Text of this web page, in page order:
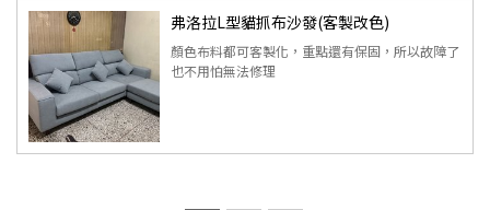
弗洛拉L型貓抓布沙發(客製改色)
顏色布料都可客製化，重點還有保固，所以故障了
也不用怕無法修理